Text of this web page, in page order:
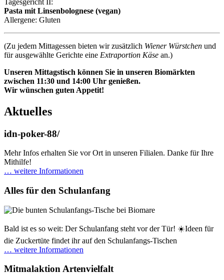
Pasta mit Linsenbolognese (vegan)
Allergene: Gluten
(Zu jedem Mittagessen bieten wir zusätzlich Wiener Würstchen und
für ausgewählte Gerichte eine Extraportion Käse an.)
Unseren Mittagstisch können Sie in unseren Biomärkten
zwischen 11:30 und 14:00 Uhr genießen.
Wir wünschen guten Appetit!
Aktuelles
idn-poker-88/
Mehr Infos erhalten Sie vor Ort in unseren Filialen. Danke für Ihre
Mithilfe!
… weitere Informationen
Alles für den Schulanfang
Bald ist es so weit: Der Schulanfang steht vor der Tür! ☀️Ideen für
die Zuckertüte findet ihr auf den Schulanfangs-Tischen
… weitere Informationen
Mitmalaktion Artenvielfalt